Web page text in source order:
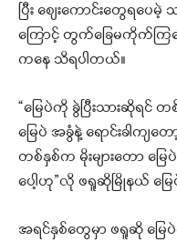
ပြီး စျေးကောင်းတွေရ
ကြောင့် တွက်ခြေမကိုက်က
ကနေ သိရပါတယ်။
“မြေပဲကို ခွဲပြီးသားဆိုရ
မြေပဲ အခွံနဲ့ ရောင်းခါကျ
တစ်နှစ်က မိုးများတော မြ
ပေါ့ဟု”လို ဖရူဆိုမြိုနယ် မ
အရင်နှစ်တွေမှာ ဖရူဆို မြေ